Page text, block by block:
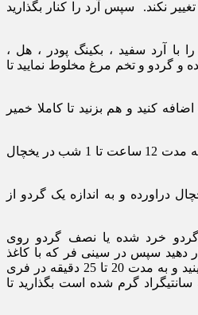
نکند. سپس آرد را کنار بگذارید
با آرد سفید ، بکینگ پودر ، هل ،
گردو و تخم مرغ مخلوط نمایید تا
کنید و هم بزنید تا کاملا خمیر
خمیر را در پلاستیک پیچیده و به مدت 12 ساعت تا 1 شب در یخچال
دراورده و به اندازه یک گردو از
گردو خرد شده یا نصف گردو روی
دهید سپس در سینی فر که با کاغذ
روغنی پوشانده شده است بچینید و به مدت 20 تا 25 دقیقه در فری
با دمای 150 درجه سانتیگراد گرم شده است بگذارید تا